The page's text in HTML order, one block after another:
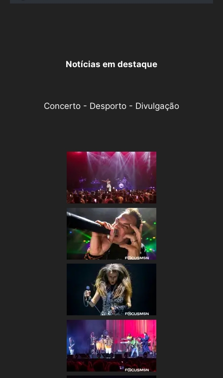
Notícias em destaque
Concerto - Desporto - Divulgação